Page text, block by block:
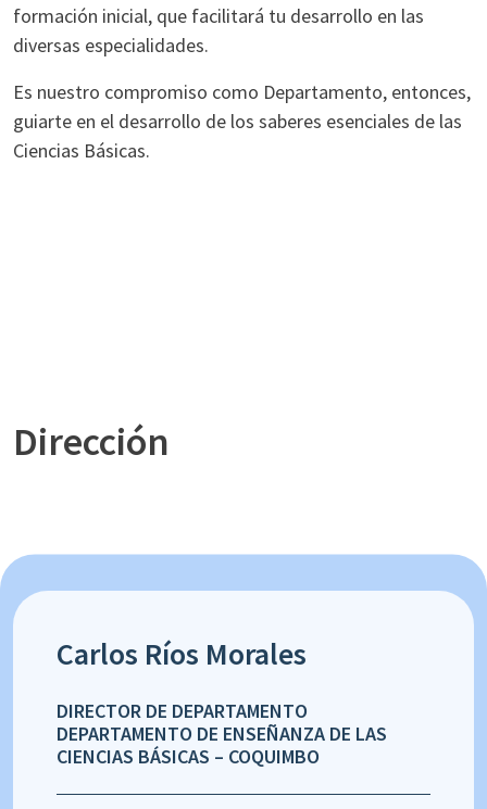
formación inicial, que facilitará tu desarrollo en las
diversas especialidades.
Es nuestro compromiso como Departamento, entonces,
guiarte en el desarrollo de los saberes esenciales de las
Ciencias Básicas.
Dirección
Carlos Ríos Morales
DIRECTOR DE DEPARTAMENTO
DEPARTAMENTO DE ENSEÑANZA DE LAS
CIENCIAS BÁSICAS – COQUIMBO